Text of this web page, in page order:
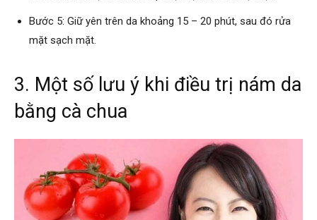
Bước 5: Giữ yên trên da khoảng 15 – 20 phút, sau đó rửa
mặt sạch mặt.
3. Một số lưu ý khi điều trị nám da
bằng cà chua